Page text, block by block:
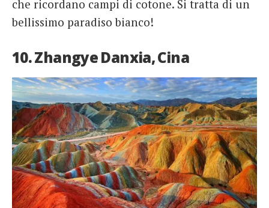
che ricordano campi di cotone. Si tratta di un
bellissimo paradiso bianco!
10. Zhangye Danxia, Cina